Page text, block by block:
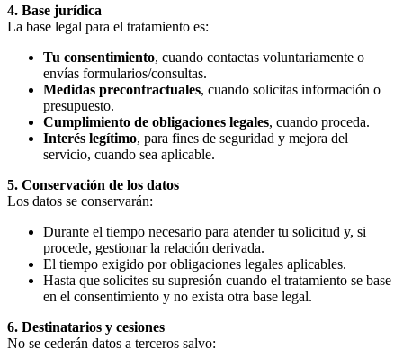
4. Base jurídica
La base legal para el tratamiento es:
Tu consentimiento, cuando contactas voluntariamente o
envías formularios/consultas.
Medidas precontractuales, cuando solicitas información o
presupuesto.
Cumplimiento de obligaciones legales, cuando proceda.
Interés legítimo, para fines de seguridad y mejora del
servicio, cuando sea aplicable.
5. Conservación de los datos
Los datos se conservarán:
Durante el tiempo necesario para atender tu solicitud y, si
procede, gestionar la relación derivada.
El tiempo exigido por obligaciones legales aplicables.
Hasta que solicites su supresión cuando el tratamiento se base
en el consentimiento y no exista otra base legal.
6. Destinatarios y cesiones
No se cederán datos a terceros salvo: